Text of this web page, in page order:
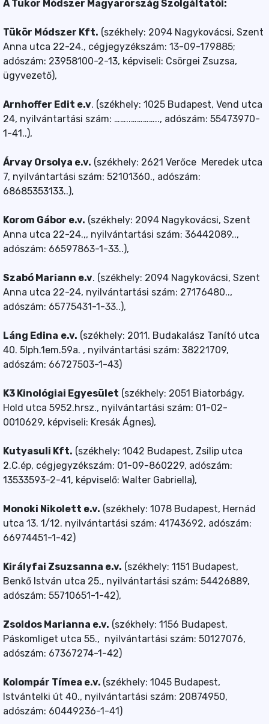
A Tükör Módszer Magyarország Szolgáltatói:
Tükör Módszer Kft. (székhely: 2094 Nagykovácsi, Szent
Anna utca 22-24., cégjegyzékszám: 13-09-179885;
adószám: 23958100-2-13, képviseli: Csörgei Zsuzsa,
ügyvezető),
Arnhoffer Edit e.v. (székhely: 1025 Budapest, Vend utca
24, nyilvántartási szám: ……..………….., adószám: 55473970-
1-41..),
Árvay Orsolya e.v. (székhely: 2621 Verőce Meredek utca
7, nyilvántartási szám: 52101360., adószám:
68685353133..),
Korom Gábor e.v. (székhely: 2094 Nagykovácsi, Szent
Anna utca 22-24.,, nyilvántartási szám: 36442089..,
adószám: 66597863-1-33..),
Szabó Mariann e.v. (székhely: 2094 Nagykovácsi, Szent
Anna utca 22-24, nyilvántartási szám: 27176480..,
adószám: 65775431-1-33..),
Láng Edina e.v. (székhely: 2011. Budakalász Tanító utca
40. 5lph.1em.59a. , nyilvántartási szám: 38221709,
adószám: 66727503-1-43)
K3 Kinológiai Egyesület (székhely: 2051 Biatorbágy,
Hold utca 5952.hrsz., nyilvántartási szám: 01-02-
0010629, képviseli: Kresák Ágnes),
Kutyasuli Kft. (székhely: 1042 Budapest, Zsilip utca
2.C.ép, cégjegyzékszám: 01-09-860229, adószám:
13533593-2-41, képviselő: Walter Gabriella),
Monoki Nikolett e.v. (székhely: 1078 Budapest, Hernád
utca 13. 1/12. nyilvántartási szám: 41743692, adószám:
66974451-1-42)
Királyfai Zsuzsanna e.v. (székhely: 1151 Budapest,
Benkő István utca 25., nyilvántartási szám: 54426889,
adószám: 55710651-1-42),
Zsoldos Marianna e.v. (székhely: 1156 Budapest,
Páskomliget utca 55., nyilvántartási szám: 50127076,
adószám: 67367274-1-42)
Kolompár Tímea e.v. (székhely: 1045 Budapest,
Istvántelki út 40., nyilvántartási szám: 20874950,
adószám: 60449236-1-41)